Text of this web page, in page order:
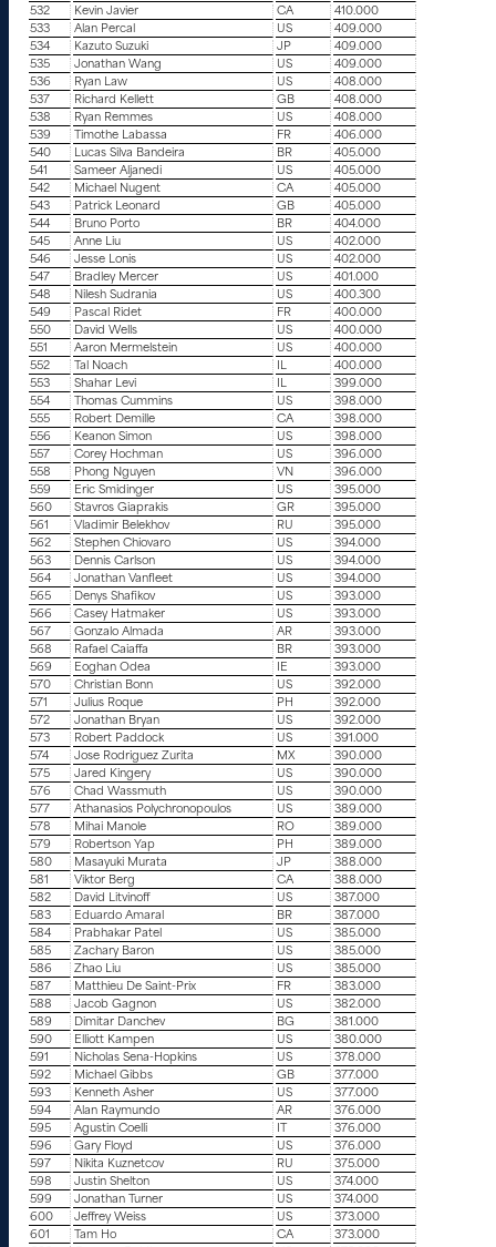
532 Kevin Javier CA
410.000
533
Alan Percal US
409.000
534
Kazuto Suzuki JP
409.000
535
Jonathan Wang US
409.000
536
Ryan Law US
408.000
537
Richard Kellett GB
408.000
538
Ryan Remmes US
408.000
539
Timothe Labassa FR
406.000
540
Lucas Silva Bandeira BR
405.000
541
Sameer Aljanedi US
405.000
542
Michael Nugent CA
405.000
543
Patrick Leonard GB
405.000
544
Bruno Porto BR
404.000
545
Anne Liu US
402.000
546
Jesse Lonis US
402.000
547
Bradley Mercer US
401.000
548
Nilesh Sudrania US
400.300
549
Pascal Ridet FR
400.000
550
David Wells US
400.000
551
Aaron Mermelstein US
400.000
552
Tal Noach IL
400.000
553
Shahar Levi IL
399.000
554
Thomas Cummins US
398.000
555
Robert Demille CA
398.000
556
Keanon Simon US
398.000
557
Corey Hochman US
396.000
558
Phong Nguyen VN
396.000
559
Eric Smidinger US
395.000
560
Stavros Giaprakis GR
395.000
561
Vladimir Belekhov RU
395.000
562
Stephen Chiovaro US
394.000
563
Dennis Carlson US
394.000
564
Jonathan Vanfleet US
394.000
565
Denys Shafikov US
393.000
566
Casey Hatmaker US
393.000
567
Gonzalo Almada AR
393.000
568
Rafael Caiaffa BR
393.000
569
Eoghan Odea IE
393.000
570
Christian Bonn US
392.000
571
Julius Roque PH
392.000
572
Jonathan Bryan US
392.000
573
Robert Paddock US
391.000
574
Jose Rodriguez Zurita MX
390.000
575
Jared Kingery US
390.000
576
Chad Wassmuth US
390.000
577
Athanasios Polychronopoulos US
389.000
578
Mihai Manole RO
389.000
579
Robertson Yap PH
389.000
580
Masayuki Murata JP
388.000
581
Viktor Berg CA
388.000
582
David Litvinoff US
387.000
583
Eduardo Amaral BR
387.000
584
Prabhakar Patel US
385.000
585
Zachary Baron US
385.000
586
Zhao Liu US
385.000
587
Matthieu De Saint-Prix FR
383.000
588
Jacob Gagnon US
382.000
589
Dimitar Danchev BG
381.000
590
Elliott Kampen US
380.000
591
Nicholas Sena-Hopkins US
378.000
592
Michael Gibbs GB
377.000
593
Kenneth Asher US
377.000
594
Alan Raymundo AR
376.000
595
Agustin Coelli
376.000
596
Gary Floyd US
376.000
597
Nikita Kuznetcov RU
375.000
598
Justin Shelton US
374.000
599
Jonathan Turner US
374.000
600
Jeffrey Weiss US
373.000
601
Tam Ho CA
373.000